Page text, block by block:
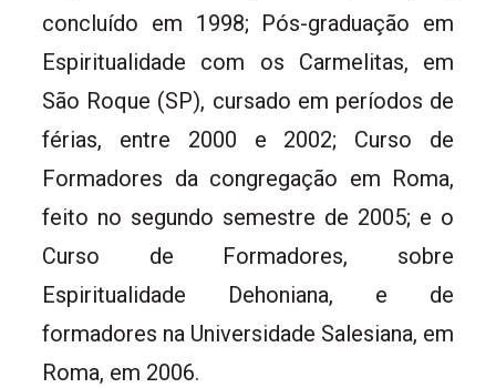
concluído em 1998; Pós-graduação em
Espiritualidade com os Carmelitas, em
São Roque (SP), cursado em períodos de
férias, entre 2000 e 2002; Curso de
Formadores da congregação em Roma,
feito no segundo semestre de 2005; e o
Curso de Formadores, sobre
Espiritualidade Dehoniana, e de
formadores na Universidade Salesiana, em
Roma, em 2006.